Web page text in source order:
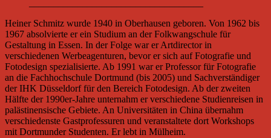
Heiner Schmitz wurde 1940 in Oberhausen geboren. Von 1962 bis
1967 absolvierte er ein Studium an der Folkwangschule für
Gestaltung in Essen. In der Folge war er Artdirector in
verschiedenen Werbeagenturen, bevor er sich auf Fotografie und
Fotodesign spezialisierte. Ab 1991 war er Professor für Fotografie
an die Fachhochschule Dortmund (bis 2005) und Sachverständiger
der IHK Düsseldorf für den Bereich Fotodesign. Ab der zweiten
Hälfte der 1990er-Jahre unternahm er verschiedene Studienreisen in
palästinensische Gebiete. An Universitäten in China übernahm
verschiedenste Gastprofessuren und veranstaltete dort Workshops
mit Dortmunder Studenten. Er lebt in Mülheim.